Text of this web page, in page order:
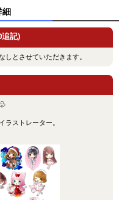
細
記)
しとさせていただきます。
♧
ラストレーター。